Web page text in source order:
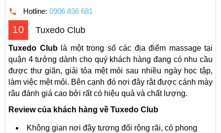
Hotline: 0906 836 681
10 Tuxedo Club
Tuxedo Clublà một trong số các địa điểm massage tại
quận 4 tưởng dành cho quý khách hàng đang có nhu cầu
được thư giãn, giải tỏa mệt mỏi sau nhiều ngày học tập,
làm việc mệt mỏi. Bên cạnh đó nơi đây rât được cánh mày
râu đánh giá cao bởi rất có hiệu quả và chất lượng.
Review của khách hàng về Tuxedo Club
Không gian nơi đây tương đối rộng rãi, có phong